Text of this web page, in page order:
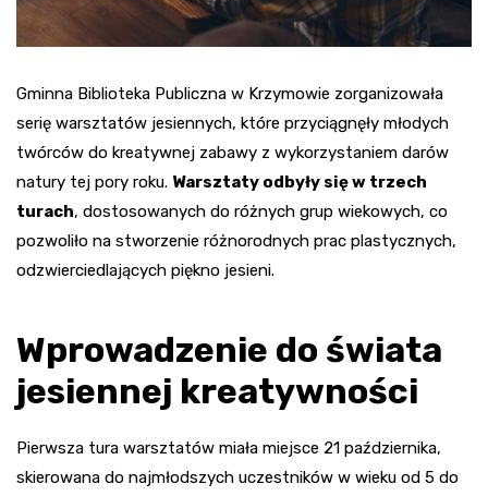
Gminna Biblioteka Publiczna w Krzymowie zorganizowała
serię warsztatów jesiennych, które przyciągnęły młodych
twórców do kreatywnej zabawy z wykorzystaniem darów
natury tej pory roku. Warsztaty odbyły się w trzech
turach, dostosowanych do różnych grup wiekowych, co
pozwoliło na stworzenie różnorodnych prac plastycznych,
odzwierciedlających piękno jesieni.
Wprowadzenie do świata
jesiennej kreatywności
Pierwsza tura warsztatów miała miejsce 21 października,
skierowana do najmłodszych uczestników w wieku od 5 do